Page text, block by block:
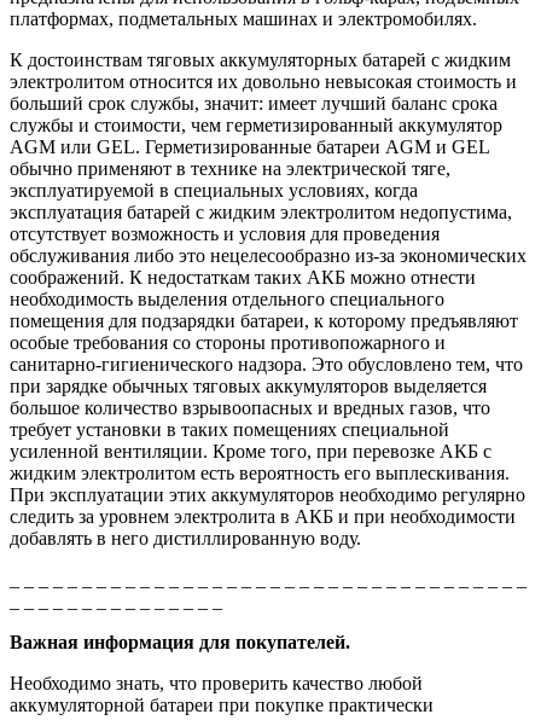
платформах, подметальных машинах и электромобилях.
К достоинствам тяговых аккумуляторных батарей с жидким
электролитом относится их довольно невысокая стоимость и
больший срок службы, значит: имеет лучший баланс срока
службы и стоимости, чем герметизированный аккумулятор
AGM или GEL. Герметизированные батареи AGM и GEL
обычно применяют в технике на электрической тяге,
эксплуатируемой в специальных условиях, когда
эксплуатация батарей с жидким электролитом недопустима,
отсутствует возможность и условия для проведения
обслуживания либо это нецелесообразно из-за экономических
соображений. К недостаткам таких АКБ можно отнести
необходимость выделения отдельного специального
помещения для подзарядки батареи, к которому предъявляют
особые требования со стороны противопожарного и
санитарно-гигиенического надзора. Это обусловлено тем, что
при зарядке обычных тяговых аккумуляторов выделяется
большое количество взрывоопасных и вредных газов, что
требует установки в таких помещениях специальной
усиленной вентиляции. Кроме того, при перевозке АКБ с
жидким электролитом есть вероятность его выплескивания.
При эксплуатации этих аккумуляторов необходимо регулярно
следить за уровнем электролита в АКБ и при необходимости
добавлять в него дистиллированную воду.
Важная информация для покупателей.
Необходимо знать, что проверить качество любой
аккумуляторной батареи при покупке практически